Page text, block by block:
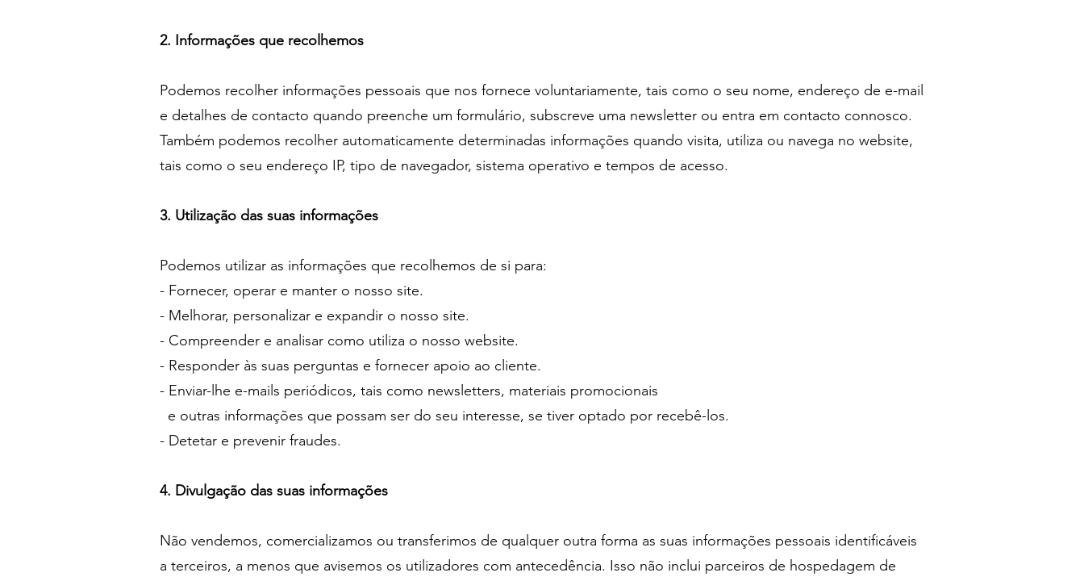
2. Informações que recolhemos
Podemos recolher informações pessoais que nos fornece voluntariamente, tais como o seu nome, endereço de e-mail
e detalhes de contacto quando preenche um formulário, subscreve uma newsletter ou entra em contacto connosco.
Também podemos recolher automaticamente determinadas informações quando visita, utiliza ou navega no website,
tais como o seu endereço IP, tipo de navegador, sistema operativo e tempos de acesso.
3. Utilização das suas informações
Podemos utilizar as informações que recolhemos de si para:
- Fornecer, operar e manter o nosso site.
- Melhorar, personalizar e expandir o nosso site.
- Compreender e analisar como utiliza o nosso website.
- Responder às suas perguntas e fornecer apoio ao cliente.
- Enviar-lhe e-mails periódicos, tais como newsletters, materiais promocionais
e outras informações que possam ser do seu interesse, se tiver optado por recebê-los.
- Detetar e prevenir fraudes.
4. Divulgação das suas informações
Não vendemos, comercializamos ou transferimos de qualquer outra forma as suas informações pessoais identificáveis
a terceiros, a menos que avisemos os utilizadores com antecedência. Isso não inclui parceiros de hospedagem de